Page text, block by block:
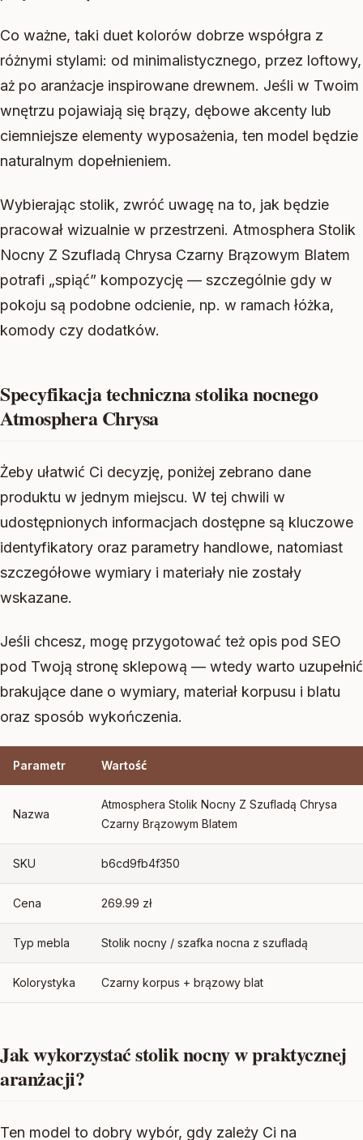
Co ważne, taki duet kolorów dobrze współgra z
różnymi stylami: od minimalistycznego, przez loftowy,
aż po aranżacje inspirowane drewnem. Jeśli w Twoim
wnętrzu pojawiają się brązy, dębowe akcenty lub
ciemniejsze elementy wyposażenia, ten model będzie
naturalnym dopełnieniem.
Wybierając stolik, zwróć uwagę na to, jak będzie
pracował wizualnie w przestrzeni. Atmosphera Stolik
Nocny Z Szufladą Chrysa Czarny Brązowym Blatem
potrafi „spiąć” kompozycję — szczególnie gdy w
pokoju są podobne odcienie, np. w ramach łóżka,
komody czy dodatków.
Specyfikacja techniczna stolika nocnego
Atmosphera Chrysa
Żeby ułatwić Ci decyzję, poniżej zebrano dane
produktu w jednym miejscu. W tej chwili w
udostępnionych informacjach dostępne są kluczowe
identyfikatory oraz parametry handlowe, natomiast
szczegółowe wymiary i materiały nie zostały
wskazane.
Jeśli chcesz, mogę przygotować też opis pod SEO
pod Twoją stronę sklepową — wtedy warto uzupełnić
brakujące dane o wymiary, materiał korpusu i blatu
oraz sposób wykończenia.
Parametr Wartość
Nazwa
Atmosphera Stolik Nocny Z Szufladą Chrysa
Czarny Brązowym Blatem
SKU b6cd9fb4f350
Cena 269.99 zł
Typ mebla Stolik nocny / szafka nocna z szufladą
Kolorystyka Czarny korpus + brązowy blat
Jak wykorzystać stolik nocny w praktycznej
aranżacji?
Ten model to dobry wybór, gdy zależy Ci na